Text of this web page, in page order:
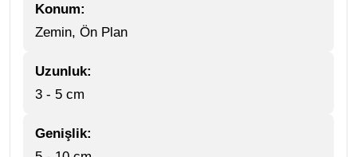
Konum:
Zemin, Ön Plan
Uzunluk:
3 - 5 cm
Genişlik: